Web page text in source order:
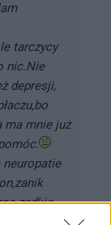
tarczycy
nic.Nie
depresji,
ma mnie już
zadkie